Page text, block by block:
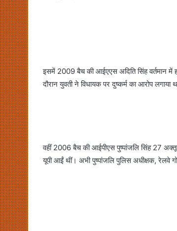
इसमें 2009 बैच की आईएएस अदिति सिंह वर्तमान
दौरान युवती ने विधायक पर दुष्कर्म का आरोप लगाया
वहीं 2006 बैच की आईपीएस पुष्पांजलि सिंह 27
यूपी आईं थीं। अभी पुष्पांजलि पुलिस अधीक्षक, रेलवे